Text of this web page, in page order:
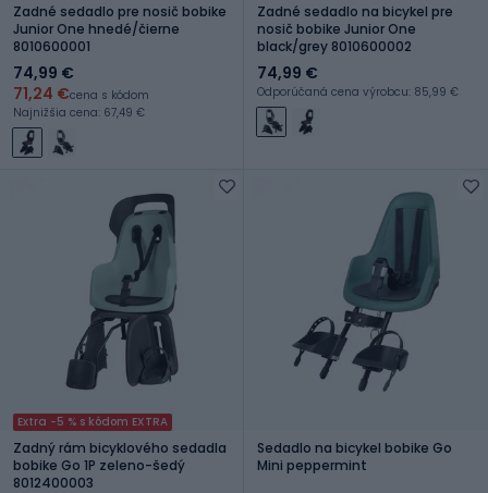
Zadné sedadlo pre nosič bobike
Junior One hnedé/čierne
8010600001
74,99 €
71,24 €cena s kódom
Najnižšia cena: 67,49 €
Zadné sedadlo na bicykel pre
nosič bobike Junior One
black/grey 8010600002
74,99 €
Odporúčaná cena výrobcu: 85,99 €
Extra -5 % s kódom EXTRA
Zadný rám bicyklového sedadla
bobike Go 1P zeleno-šedý
8012400003
Sedadlo na bicykel bobike Go
Mini peppermint